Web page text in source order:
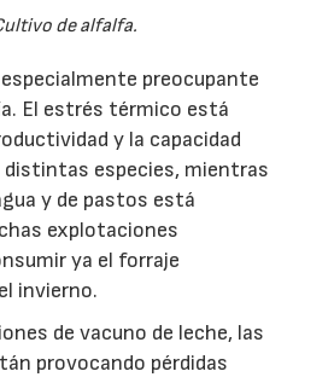
de alfalfa.
preocupante
El estrés térmico está
y la capacidad
distintas especies, mientras
y de pastos está
explotaciones
ya el forraje
invierno.
de vacuno de leche, las
provocando pérdidas